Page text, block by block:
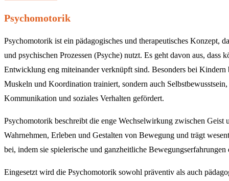
Psychomotorik
Psychomotorik ist ein pädagogisches und therapeutisches Konzept,
und psychischen Prozessen (Psyche) nutzt. Es geht davon aus, dass
Entwicklung eng miteinander verknüpft sind. Besonders bei
Muskeln und Koordination trainiert, sondern auch
Kommunikation und soziales Verhalten gefördert.
Psychomotorik beschreibt die enge Wechselwirkung zwischen Geist
Wahrnehmen, Erleben und Gestalten von Bewegung und trägt
bei, indem sie spielerische und ganzheitliche Bewegungserfahrungen
Eingesetzt wird die Psychomotorik sowohl präventiv als auch